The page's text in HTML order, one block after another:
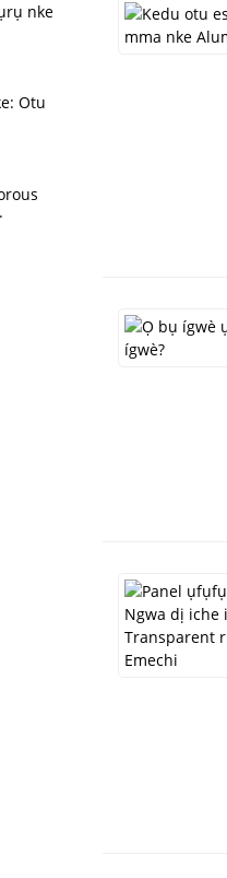
nke
Otu
ihe